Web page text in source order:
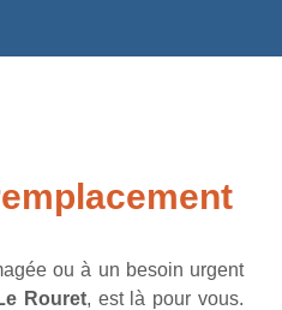
ou à un besoin urgent
Rouret, est là pour vous.